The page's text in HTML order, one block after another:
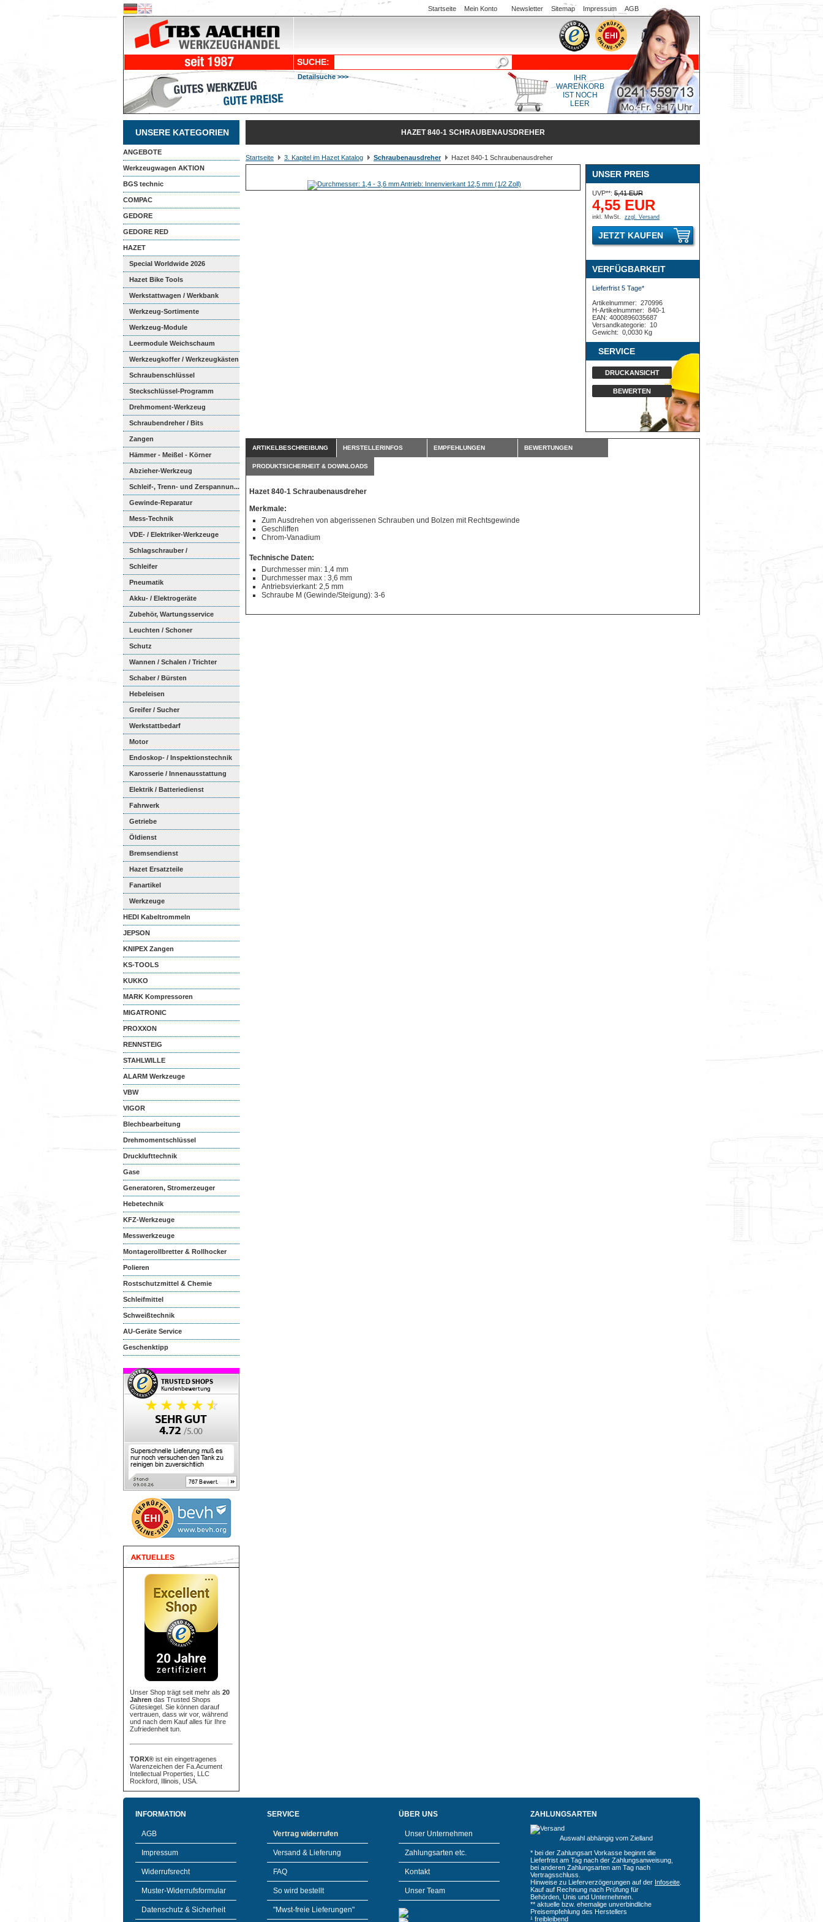
Startseite Mein Konto Newsletter Sitemap Impressum AGB
SUCHE:
Detailsuche >>>
IHR
WARENKORB
IST NOCH
LEER
UNSERE KATEGORIEN
ANGEBOTE
Werkzeugwagen AKTION
BGS technic
COMPAC
GEDORE
GEDORE RED
HAZET
Special Worldwide 2026
Hazet Bike Tools
Werkstattwagen / Werkbank
Werkzeug-Sortimente
Werkzeug-Module
Weichschaumeinl...
Leermodule Weichschaum
Werkzeugkoffer / Werkzeugkästen
Schraubenschlüssel
Steckschlüssel-Programm
Drehmoment-Werkzeug
Schraubendreher / Bits
Zangen
Hämmer - Meißel - Körner
Abzieher-Werkzeug
Schleif-, Trenn- und Zerspannun...
Gewinde-Reparatur
Mess-Technik
VDE- / Elektriker-Werkzeuge
Schlagschrauber /
Ratschenschra...
Schleifer
Pneumatik
Akku- / Elektrogeräte
Zubehör, Wartungsservice
Leuchten / Schoner
Schutz
Wannen / Schalen / Trichter
Schaber / Bürsten
Hebeleisen
Greifer / Sucher
Werkstattbedarf
Motor
Endoskop- / Inspektionstechnik
Karosserie / Innenausstattung
Elektrik / Batteriedienst
Fahrwerk
Getriebe
Öldienst
Bremsendienst
Hazet Ersatzteile
Fanartikel
Werkzeuge
HEDI Kabeltrommeln
JEPSON
KNIPEX Zangen
KS-TOOLS
KUKKO
MARK Kompressoren
MIGATRONIC
PROXXON
RENNSTEIG
STAHLWILLE
ALARM Werkzeuge
VBW
VIGOR
Blechbearbeitung
Drehmomentschlüssel
Drucklufttechnik
Gase
Generatoren, Stromerzeuger
Hebetechnik
KFZ-Werkzeuge
Messwerkzeuge
Montagerollbretter & Rollhocker
Polieren
Rostschutzmittel & Chemie
Schleifmittel
Schweißtechnik
AU-Geräte Service
Geschenktipp
Unser Shop trägt seit mehr als 20
Jahren das Trusted Shops
Gütesiegel. Sie können darauf
vertrauen, dass wir vor, während
und nach dem Kauf alles für Ihre
Zufriedenheit tun.
TORX® ist ein eingetragenes
Warenzeichen der Fa.Acument
Intellectual Properties, LLC
Rockford, Illinois, USA.
HAZET 840-1 SCHRAUBENAUSDREHER
Startseite 3. Kapitel im Hazet Katalog Schraubenausdreher Hazet 840-1 Schraubenausdreher
UNSER PREIS
UVP**: 5,41 EUR
4,55 EUR
inkl. MwSt. zzgl. Versand
JETZT KAUFEN
VERFÜGBARKEIT
Lieferfrist 5 Tage*
Artikelnummer: 270996
H-Artikelnummer: 840-1
EAN: 4000896035687
Versandkategorie:
10
Gewicht: 0,0030 Kg
SERVICE
DRUCKANSICHT
BEWERTEN
ARTIKELBESCHREIBUNG HERSTELLERINFOS EMPFEHLUNGEN BEWERTUNGEN
PRODUKTSICHERHEIT & DOWNLOADS
Hazet 840-1 Schraubenausdreher
Merkmale:
Zum Ausdrehen von abgerissenen Schrauben und Bolzen mit Rechtsgewinde
Geschliffen
Chrom-Vanadium
Technische Daten:
Durchmesser min: 1,4 mm
Durchmesser max : 3,6 mm
Antriebsvierkant: 2,5 mm
Schraube M (Gewinde/Steigung): 3-6
INFORMATION
AGB
Impressum
Widerrufsrecht
Muster-Widerrufsformular
Datenschutz & Sicherheit
SERVICE
Vertrag widerrufen
Versand & Lieferung
FAQ
So wird bestellt
"Mwst-freie Lieferungen"
ÜBER UNS
Unser Unternehmen
Zahlungsarten etc.
Kontakt
Unser Team
ZAHLUNGSARTEN
Auswahl abhängig vom Zielland
* bei der Zahlungsart Vorkasse beginnt die
Lieferfrist am Tag nach der Zahlungsanweisung,
bei anderen Zahlungsarten am Tag nach
Vertragsschluss.
Hinweise zu Lieferverzögerungen auf der Infoseite
Kauf auf Rechnung nach Prüfung für
Behörden, Unis und Unternehmen.
** aktuelle bzw. ehemalige unverbindliche
Preisempfehlung des Herstellers
¹ freibleibend